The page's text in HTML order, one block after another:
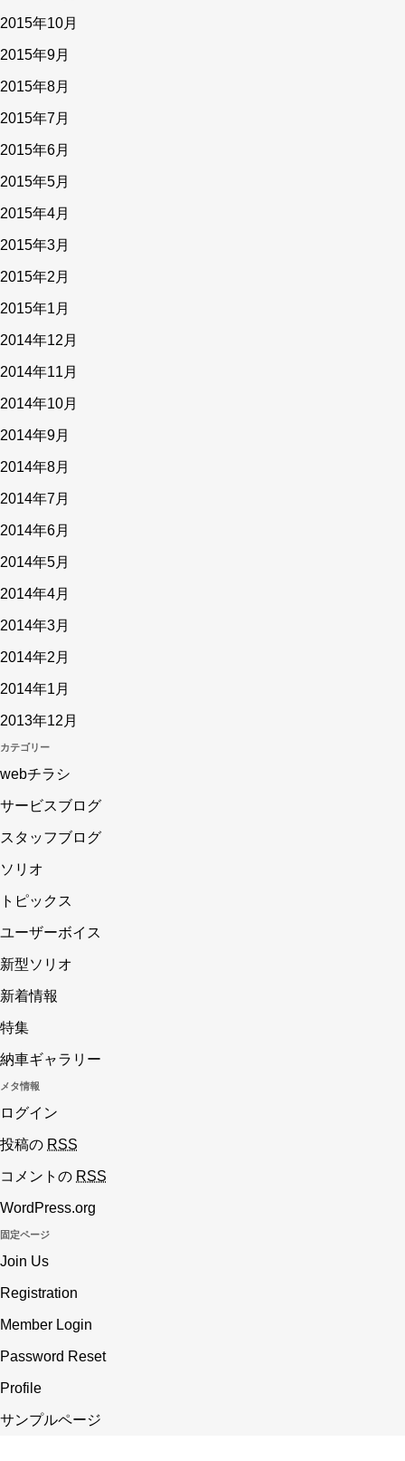
2015年10月
2015年9月
2015年8月
2015年7月
2015年6月
2015年5月
2015年4月
2015年3月
2015年2月
2015年1月
2014年12月
2014年11月
2014年10月
2014年9月
2014年8月
2014年7月
2014年6月
2014年5月
2014年4月
2014年3月
2014年2月
2014年1月
2013年12月
カテゴリー
webチラシ
サービスブログ
スタッフブログ
ソリオ
トピックス
ユーザーボイス
新型ソリオ
新着情報
特集
納車ギャラリー
メタ情報
ログイン
投稿の RSS
コメントの RSS
WordPress.org
固定ページ
Join Us
Registration
Member Login
Password Reset
Profile
サンプルページ